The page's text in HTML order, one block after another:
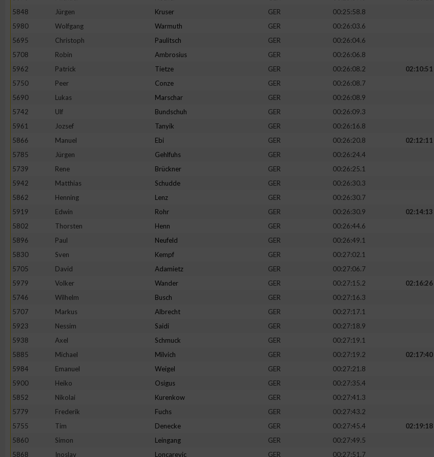
5848
Jürgen Kruser GER
00:25:58.8
5980
Wolfgang Warmuth GER
00:26:03.6
5695
Christoph Paulitsch GER
00:26:04.6
5708
Robin Ambrosius GER
00:26:06.8
5962
Patrick Tietze GER 00:26:08.2
02:10:51
5750
Peer Conze GER
00:26:08.7
5690
Lukas Marschar GER
00:26:08.9
5742
Ulf Bundschuh GER
00:26:09.3
5961
Jozsef Tanyik GER
00:26:16.8
5866
Manuel Ebi GER 00:26:20.8
02:12:11
5785
Jürgen Gehlfuhs GER
00:26:24.4
5739
Rene Brückner GER
00:26:25.1
5942
Matthias Schudde GER
00:26:30.3
5862
Henning Lenz GER
00:26:30.7
5919
Edwin Rohr GER 00:26:30.9
02:14:13
5802
Thorsten Henn GER
00:26:44.6
5896
Paul Neufeld GER
00:26:49.1
5830
Sven Kempf GER
00:27:02.1
5705
David Adamietz GER
00:27:06.7
5979
Volker Wander GER 00:27:15.2
02:16:26
5746
Wilhelm Busch GER
00:27:16.3
5707
Markus Albrecht GER
00:27:17.1
5923
Nessim Saidi GER
00:27:18.9
5938
Axel Schmuck GER
00:27:19.1
5885
Michael Milvich GER 00:27:19.2
02:17:40
5984
Emanuel Weigel GER
00:27:21.8
5900
Heiko Osigus GER
00:27:35.4
5852
Nikolai Kurenkow GER
00:27:41.3
5779
Frederik Fuchs GER
00:27:43.2
5755
Tim Denecke GER 00:27:45.4
02:19:18
5860
Simon Leingang GER
00:27:49.5
5868
Inoslav Loncarevic GER 00:27:51.7
Verwendung von Profilen zur Auswahl personalisierter Inhalte
Messung der Werbeleistung
Messung der Performance von Inhalten
Analyse von Zielgruppen durch Statistiken oder Kombinationen von Daten aus
verschiedenen Quellen
Verwendung reduzierter Daten zur Auswahl von Inhalten
Verwendung genauer Standortdaten
Geräte anhand von aktiv angeforderten Informationen identifizieren
Notwendig
Performance
Werbung